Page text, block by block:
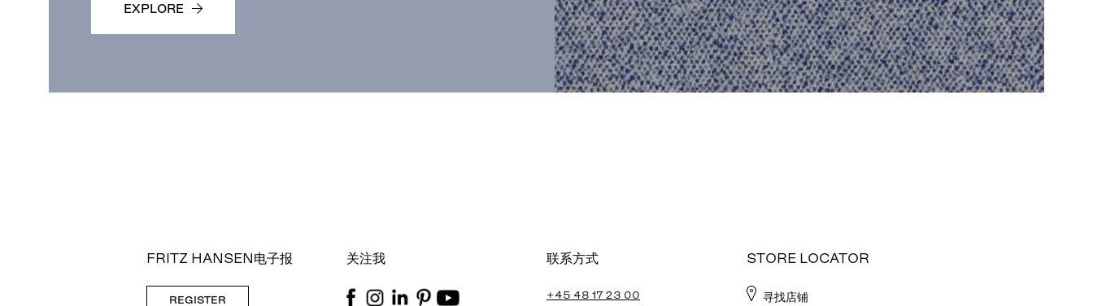
EXPLORE
FRITZ HANSEN电子报
REGISTER
关注我 联系方式
+45 48 17 23 00
STORE LOCATOR
寻找店铺